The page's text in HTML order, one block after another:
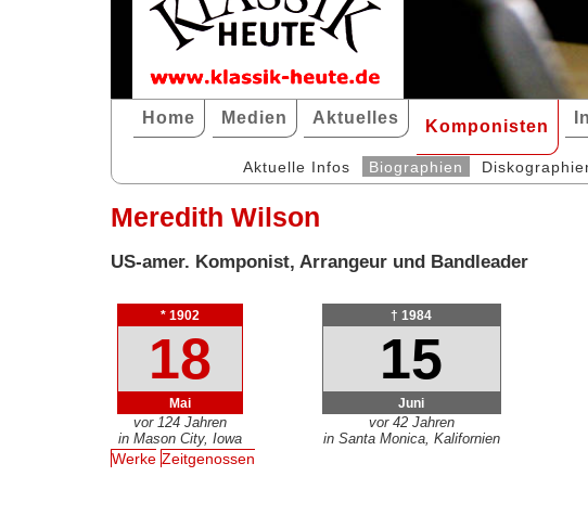
Home Medien Aktuelles Komponisten
Aktuelle Infos Biographien
Meredith Wilson
US-amer. Komponist, Arrangeur und Bandleader
* 1902
18
Mai
vor 124 Jahren
in Mason City, Iowa
† 1984
15
Juni
vor 42 Jahren
in Santa Monica, Kalifornien
Werke Zeitgenossen